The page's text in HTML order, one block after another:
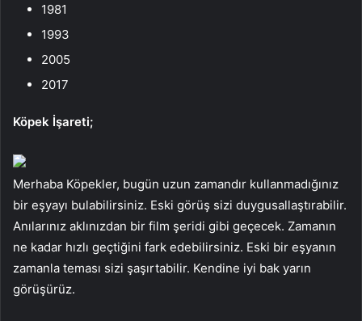
1981
1993
2005
2017
Köpek İşareti;
Merhaba Köpekler, bugün uzun zamandır kullanmadığınız
bir eşyayı bulabilirsiniz. Eski görüş sizi duygusallaştırabilir.
Anılarınız aklınızdan bir film şeridi gibi geçecek. Zamanın
ne kadar hızlı geçtiğini fark edebilirsiniz. Eski bir eşyanın
zamanla teması sizi şaşırtabilir. Kendine iyi bak yarın
görüşürüz.